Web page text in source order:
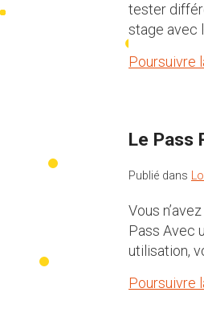
tester
stage avec
Poursuivre
Le Pass
Publié dans
Vous
Pass Avec
utilisation,
Poursuivre